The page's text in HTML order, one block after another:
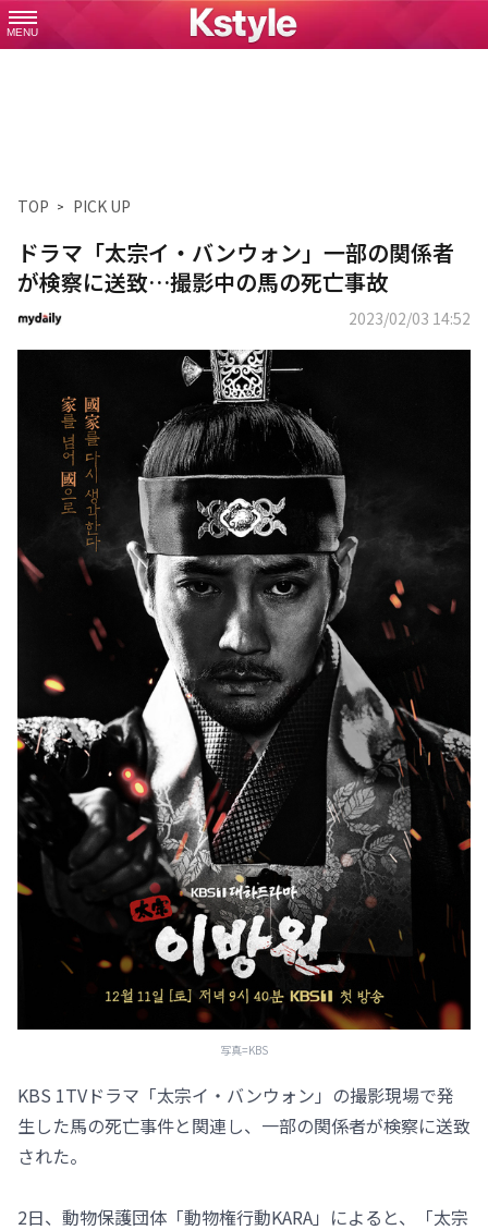
MENU
TOP PICK UP
ドラマ「太宗イ・バンウォン」一部の関係者
が検察に送致…撮影中の馬の死亡事故
2023/02/03 14:52
写真=KBS
KBS 1TVドラマ「太宗イ・バンウォン」の撮影現場で発
生した馬の死亡事件と関連し、一部の関係者が検察に送致
された。
2日、動物保護団体「動物権行動KARA」によると、「太宗